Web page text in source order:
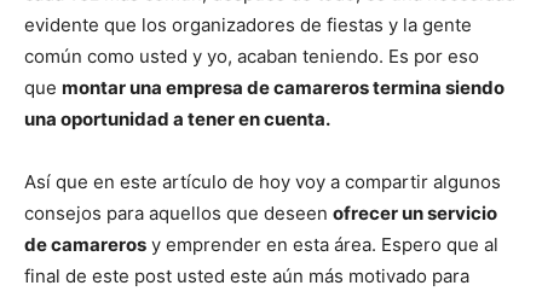
evidente que los organizadores de fiestas y la gente
común como usted y yo, acaban teniendo. Es por eso
que montar una empresa de camareros termina siendo
una oportunidad a tener en cuenta.
Así que en este artículo de hoy voy a compartir algunos
consejos para aquellos que deseen ofrecer un servicio
de camareros y emprender en esta área. Espero que al
final de este post usted este aún más motivado para